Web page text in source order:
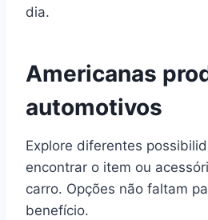
dia.
Americanas
automotivos
Explore diferentes
encontrar o item ou
carro. Opções não faltam
benefício.